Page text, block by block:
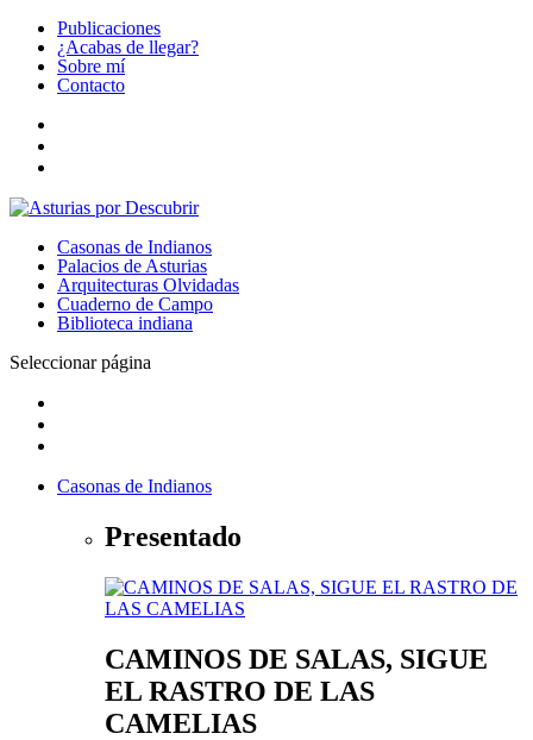
Publicaciones
¿Acabas de llegar?
Sobre mí
Contacto
Casonas de Indianos
Palacios de Asturias
Arquitecturas Olvidadas
Cuaderno de Campo
Biblioteca indiana
Seleccionar página
Casonas de Indianos
Presentado
CAMINOS DE SALAS, SIGUE
EL RASTRO DE LAS
CAMELIAS